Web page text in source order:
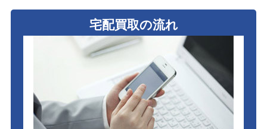
宅配買取の流れ